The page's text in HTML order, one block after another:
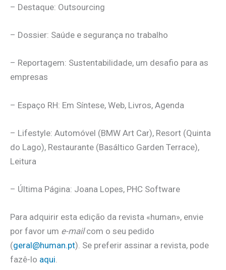
– Destaque: Outsourcing
– Dossier: Saúde e segurança no trabalho
– Reportagem: Sustentabilidade, um desafio para as
empresas
– Espaço RH: Em Síntese, Web, Livros, Agenda
– Lifestyle: Automóvel (BMW Art Car), Resort (Quinta
do Lago), Restaurante (Basáltico Garden Terrace),
Leitura
– Última Página: Joana Lopes, PHC Software
Para adquirir esta edição da revista «human», envie
por favor um e-mailcom o seu pedido
(geral@human.pt). Se preferir assinar a revista, pode
fazê-lo aqui.